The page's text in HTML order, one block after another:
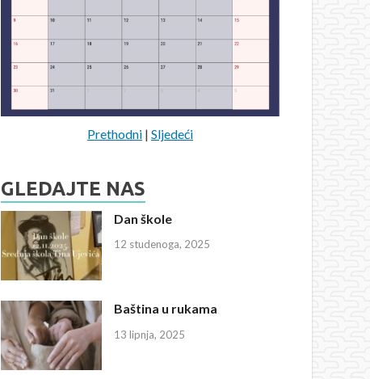
Prethodni |Sljedeći
GLEDAJTE NAS
Dan škole
12 studenoga, 2025
Baština u rukama
13 lipnja, 2025